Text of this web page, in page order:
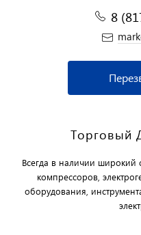
8
Торговый
Всегда в наличии широкий
компрессоров,
оборудования,